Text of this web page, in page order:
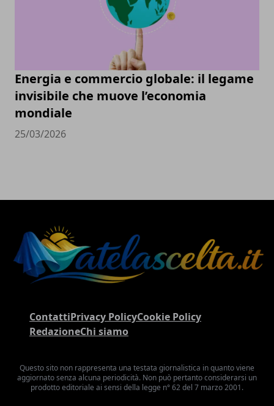
Energia e commercio globale: il legame
invisibile che muove l’economia
mondiale
25/03/2026
ContattiPrivacy PolicyCookie Policy
RedazioneChi siamo
Questo sito non rappresenta una testata giornalistica in quanto viene
aggiornato senza alcuna periodicità. Non può pertanto considerarsi un
prodotto editoriale ai sensi della legge n° 62 del 7 marzo 2001.